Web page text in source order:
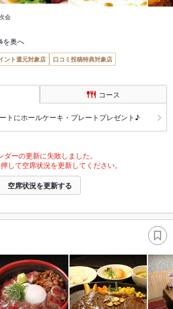
会
を奥へ
ント還元対象店
口コミ投稿特典対象店
コース
トにホールケーキ・プレートプレゼント♪
ダーの更新に失敗しました。
して空席状況を更新してください。
空席状況を更新する